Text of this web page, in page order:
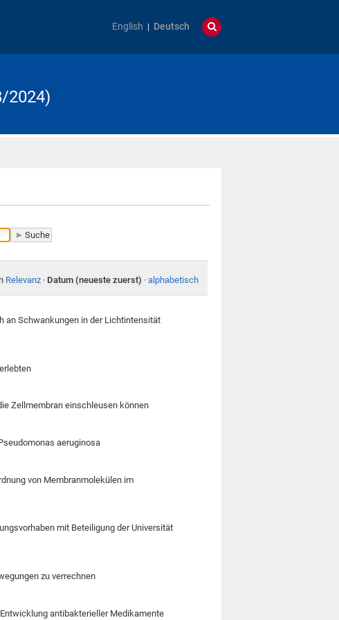
English Deutsch
2024)
Relevanz · Datum (neueste zuerst) · alphabetisch
an Schwankungen in der Lichtintensität
Zellmembran einschleusen können
aeruginosa
von Membranmolekülen im
mit Beteiligung der Universität
zu verrechnen
antibakterieller Medikamente